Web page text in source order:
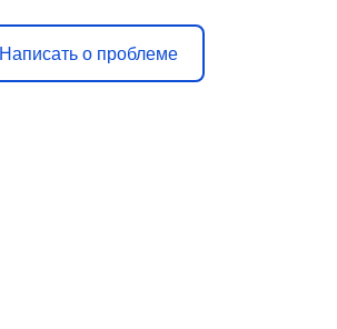
Написать о проблеме